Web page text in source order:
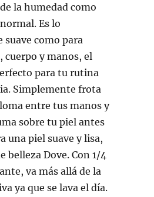
la humedad como
Es lo
como para
cuerpo y manos, el
para tu rutina
Simplemente frota
entre tus manos y
sobre tu piel antes
una piel suave y lisa,
belleza Dove. Con 1/4
va más allá de la
ya que se lava el día.